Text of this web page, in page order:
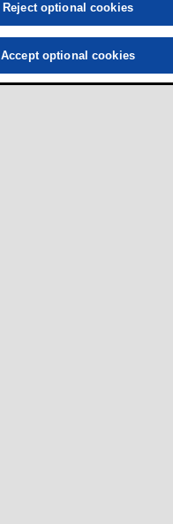
Reject optional cookies
Accept optional cookies